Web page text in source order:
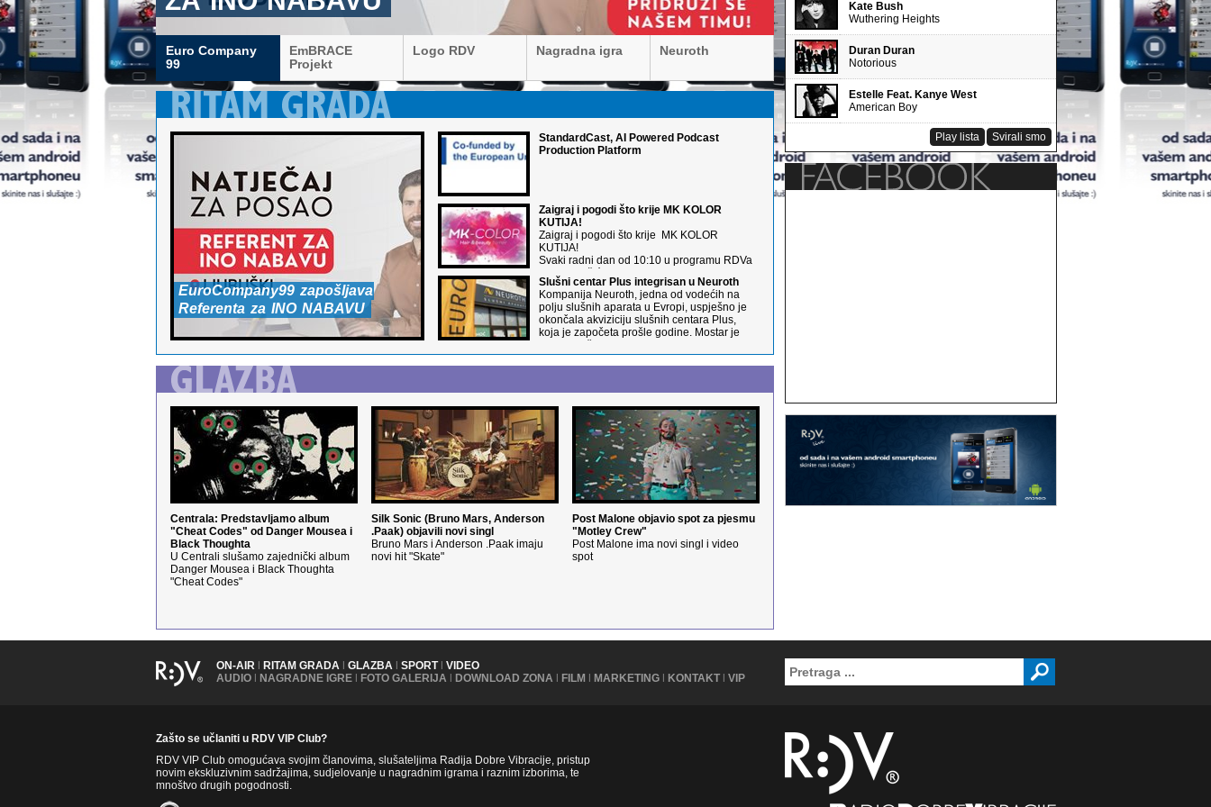
Euro Company
99
EmBRACE
Projekt
Logo RDV Nagradna igra Neuroth
EuroCompany99 zapošljava
Referenta za INO NABAVU
StandardCast, AI Powered Podcast
Production Platform
Zaigraj i pogodi što krije MK KOLOR
KUTIJA!
Zaigraj i pogodi što krije MK KOLOR
KUTIJA!
Svaki radni dan od 10:10 u programu RDVa
sve do Božića!
Jedan proizvod skriven u kutiji, MK KOLOR
daruje baš tebi!
Slušni centar Plus integrisan u Neuroth
Kompanija Neuroth, jedna od vodećih na
polju slušnih aparata u Evropi, uspješno je
okončala akviziciju slušnih centara Plus,
koja je započeta prošle godine. Mostar je
pravi primjer grada dobrog sluha, s
Centrala: Predstavljamo album
"Cheat Codes" od Danger Mousea i
Black Thoughta
U Centrali slušamo zajednički album
Danger Mousea i Black Thoughta
"Cheat Codes"
Silk Sonic (Bruno Mars, Anderson
.Paak) objavili novi singl
Bruno Mars i Anderson .Paak imaju
novi hit "Skate"
Post Malone objavio spot za pjesmu
"Motley Crew"
Post Malone ima novi singl i video
spot
Kate Bush
Wuthering Heights
Duran Duran
Notorious
Estelle Feat. Kanye West
American Boy
Svirali smo
Play lista
ON-AIR | RITAM GRADA | GLAZBA | SPORT | VIDEO
AUDIO | NAGRADNE IGRE | FOTO GALERIJA | DOWNLOAD ZONA | FILM | MARKETING | KONTAKT | VIP
Zašto se učlaniti u RDV VIP Club?
RDV VIP Club omogućava svojim članovima, slušateljima Radija Dobre Vibracije, pristup
novim ekskluzivnim sadržajima, sudjelovanje u nagradnim igrama i raznim izborima, te
mnoštvo drugih pogodnosti.